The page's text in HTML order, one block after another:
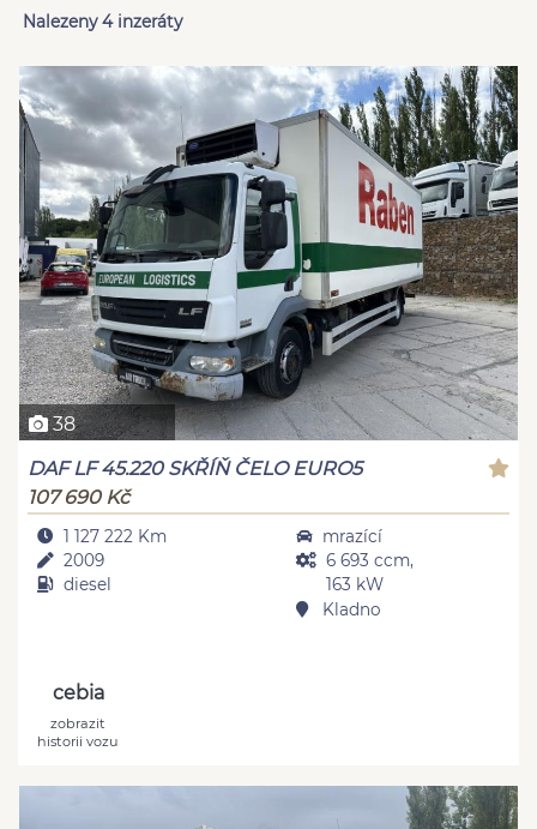
Nalezeny 4 inzeráty
38
DAF LF 45.220 SKŘÍŇ ČELO EURO5
107 690 Kč
1 127 222 Km
2009
diesel
mrazící
6 693 ccm,
163 kW
Kladno
cebia
zobrazit
historii vozu